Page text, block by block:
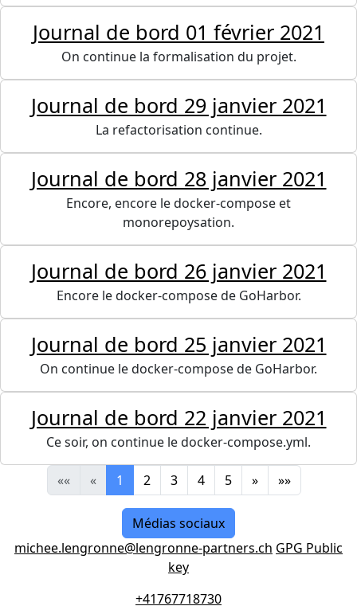
Journal de bord 01 février 2021
On continue la formalisation du projet.
Journal de bord 29 janvier 2021
La refactorisation continue.
Journal de bord 28 janvier 2021
Encore, encore le docker-compose et
monorepoysation.
Journal de bord 26 janvier 2021
Encore le docker-compose de GoHarbor.
Journal de bord 25 janvier 2021
On continue le docker-compose de GoHarbor.
Journal de bord 22 janvier 2021
Ce soir, on continue le docker-compose.yml.
«« « 1 2 3 4 5 » »»
Médias sociaux
michee.lengronne@lengronne-partners.ch GPG Public
key
+41767718730